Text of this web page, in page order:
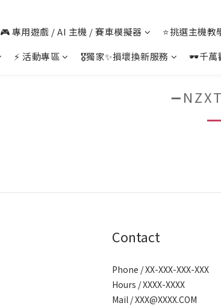
🎮 專用遊戲 / AI 主機 / 賽車模擬器 ⭐挑選主機教
⚡ 活動專區 🎖️獨家✨損壞換新服務 🕶️千萬
Contact
Phone / XX-XXX-XXX-XXX
Hours / XXXX-XXXX
Mail / XXX@XXXX.COM